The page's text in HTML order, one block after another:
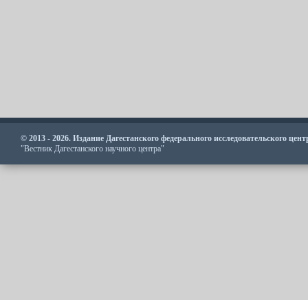
© 2013 - 2026. Издание Дагестанского федерального исследовательского
"Вестник Дагестанского научного центра"